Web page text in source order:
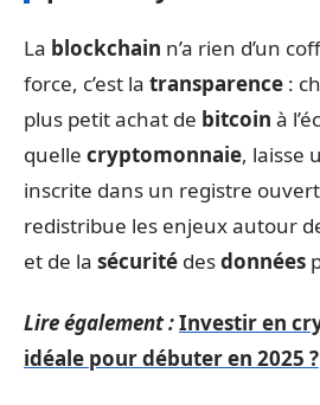
La blockchain n’a rien d’un
force, c’est la transparence :
plus petit achat de bitcoin à
quelle cryptomonnaie, laisse
inscrite dans un registre
redistribue les enjeux autour
et de la sécurité desdonnées
Lire également :Investir en
idéale pour débuter en 2025 ?